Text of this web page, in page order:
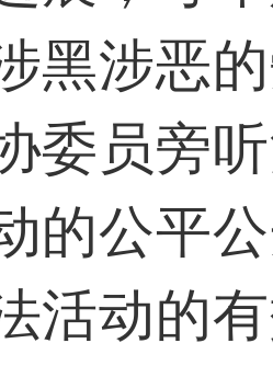
黑涉恶
委员旁
的公平
活动的